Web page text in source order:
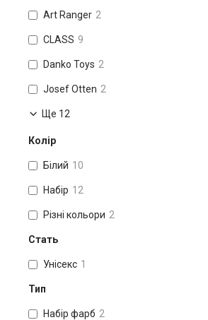
Art Ranger 2
CLASS 9
Danko Toys 2
Josef Otten 2
Ще 12
Колір
Білий 10
Набір 12
Різні кольори 2
Стать
Унісекс 1
Тип
Набір фарб 2